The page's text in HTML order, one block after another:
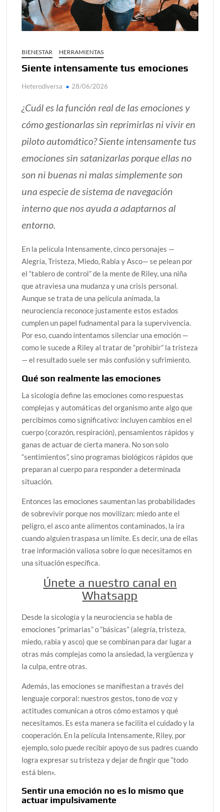
alcanzar
Día de Independencia 2026: de Patria Boba a Colombia
¿Podemos comunicarnos con seres de otros planos o
mundos?
Salud mental digital: cómo frenar la ansiedad que
Denuncia por violencia sexual en Colombia: así avanza
¿Cómo descubrir esa conexión energética de la sexualidad
sagrada?
BIENESTAR HERRAMIENTAS
Siente intensamente tus emociones
Heterodiversa 28/06/2026
¿Cuál es la función real de las emociones y
cómo gestionarlas sin reprimirlas ni vivir en
piloto automático? Siente intensamente tus
emociones sin satanizarlas porque ellas no
son ni buenas ni malas simplemente son
una especie de sistema de navegación
interno que nos ayuda a adaptarnos al
entorno.
En la película Intensamente, cinco personajes —
Alegría, Tristeza, Miedo, Rabia y Asco— se pelean por
el “tablero de control” de la mente de Riley, una niña
que atraviesa una mudanza y una crisis personal.
Aunque se trata de una película animada, la
neurociencia reconoce justamente estos estados
cumplen un papel fudnamental para la supervivencia.
Por eso, cuando intentamos silenciar una emoción —
como le sucede a Riley al tratar de “prohibir” la tristeza
— el resultado suele ser más confusión y sufrimiento.
Qué son realmente las emociones
La sicología define las emociones como respuestas
complejas y automáticas del organismo ante algo que
percibimos como significativo: incluyen cambios en el
cuerpo (corazón, respiración), pensamientos rápidos y
ganas de actuar de cierta manera. No son solo
“sentimientos”, sino programas biológicos rápidos que
preparan al cuerpo para responder a determinada
situación.
Entonces las emociones saumentan las probabilidades
de sobrevivir porque nos movilizan: miedo ante el
peligro, el asco ante alimentos contaminados, la ira
cuando alguien traspasa un límite. Es decir, una de ellas
trae información valiosa sobre lo que necesitamos en
una situación específica.
Únete a nuestro canal en
Whatsapp
Desde la sicología y la neurociencia se habla de
emociones “primarias” o “básicas” (alegría, tristeza,
miedo, rabia y asco) que se combinan para dar lugar a
otras más complejas como la ansiedad, la vergüenza y
la culpa, entre otras.
Además, las emociones se manifiestan a través del
lenguaje corporal: nuestros gestos, tono de voz y
actitudes comunican a otros cómo estamos y qué
necesitamos. Es esta manera se facilita el cuidado y la
cooperación. En la película Intensamente, Riley, por
ejemplo, solo puede recibir apoyo de sus padres cuando
logra expresar su tristeza y dejar de fingir que “todo
está bien».
Sentir una emoción no es lo mismo que
actuar impulsivamente